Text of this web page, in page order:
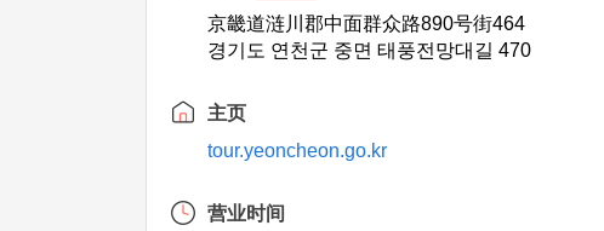
京畿道涟川郡中面群众路890号街464
경기도 연천군 중면 태풍전망대길 470
主页
tour.yeoncheon.go.kr
营业时间